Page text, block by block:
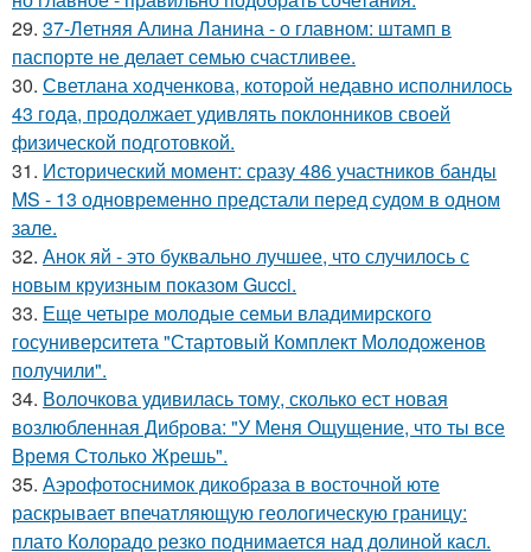
29. 37-Летняя Алина Ланина - о главном: штамп в
паспорте не делает семью счастливее.
30. Светлана ходченкова, которой недавно исполнилось
43 года, продолжает удивлять поклонников своей
физической подготовкой.
31. Исторический момент: сразу 486 участников банды
MS - 13 одновременно предстали перед судом в одном
зале.
32. Анок яй - это буквально лучшее, что случилось с
новым круизным показом Gucci.
33. Еще четыре молодые семьи владимирского
госуниверситета "Стартовый Комплект Молодоженов
получили".
34. Волочкова удивилась тому, сколько ест новая
возлюбленная Диброва: "У Меня Ощущение, что ты все
Время Столько Жрешь".
35. Аэрофотоснимок дикобpaза в восточной юте
раскрывает впечатляющую геологическую границу:
плато Колорадо резко поднимается над долиной касл.